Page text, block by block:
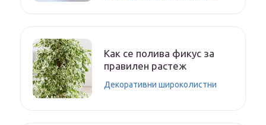
Как се полива фикус за
правилен растеж
Декоративни широколистни